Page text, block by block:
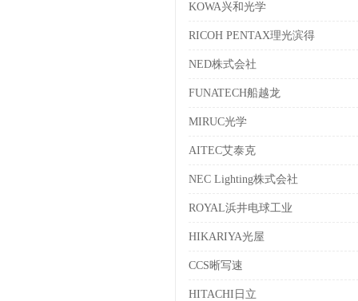
KOWA兴和光学
RICOH PENTAX理光滨得
NED株式会社
FUNATECH船越龙
MIRUC光学
AITEC艾泰克
NEC Lighting株式会社
ROYAL浜井电球工业
HIKARIYA光屋
CCS晰写速
HITACHI日立